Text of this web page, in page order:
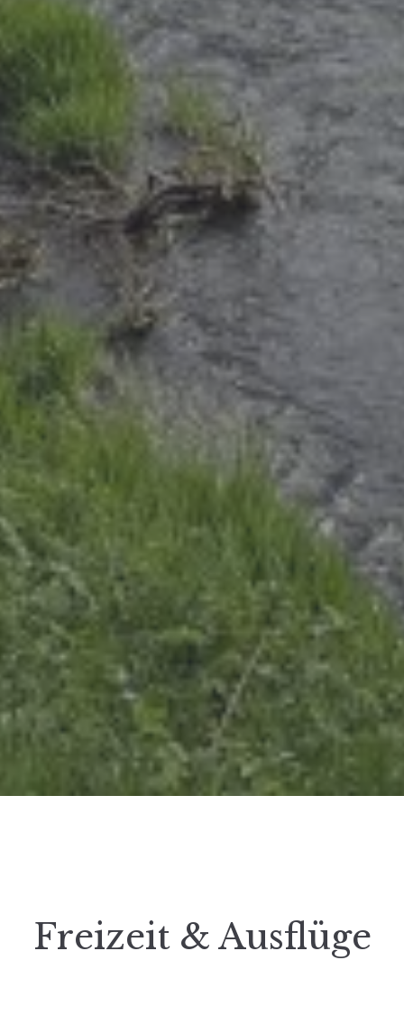
Freizeit & Ausflüge